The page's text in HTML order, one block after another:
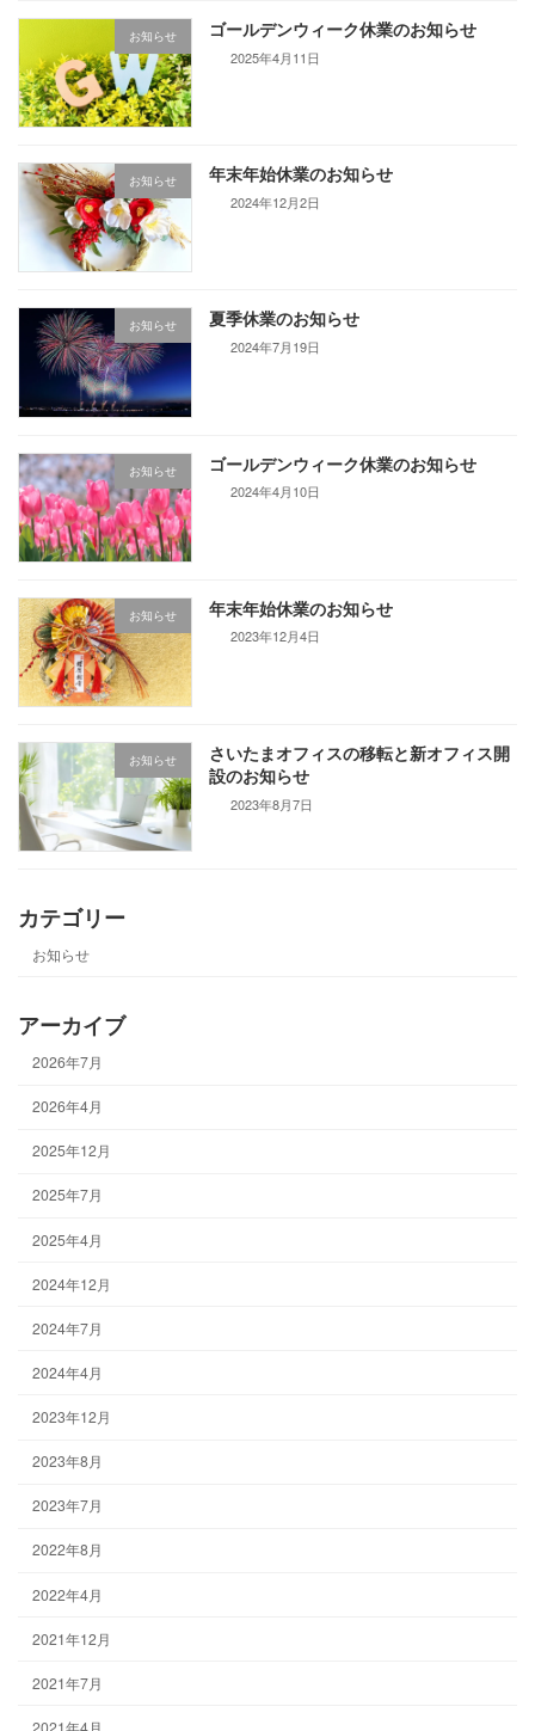
お知らせ ゴールデンウィーク休業のお知らせ
2025年4月11日
お知らせ 年末年始休業のお知らせ
2024年12月2日
お知らせ 夏季休業のお知らせ
2024年7月19日
お知らせ ゴールデンウィーク休業のお知らせ
2024年4月10日
お知らせ 年末年始休業のお知らせ
2023年12月4日
お知らせ
さいたまオフィスの移転と新オフィス開
設のお知らせ
2023年8月7日
カテゴリー
お知らせ
アーカイブ
2026年7月
2026年4月
2025年12月
2025年7月
2025年4月
2024年12月
2024年7月
2024年4月
2023年12月
2023年8月
2023年7月
2022年8月
2022年4月
2021年12月
2021年7月
2021年4月